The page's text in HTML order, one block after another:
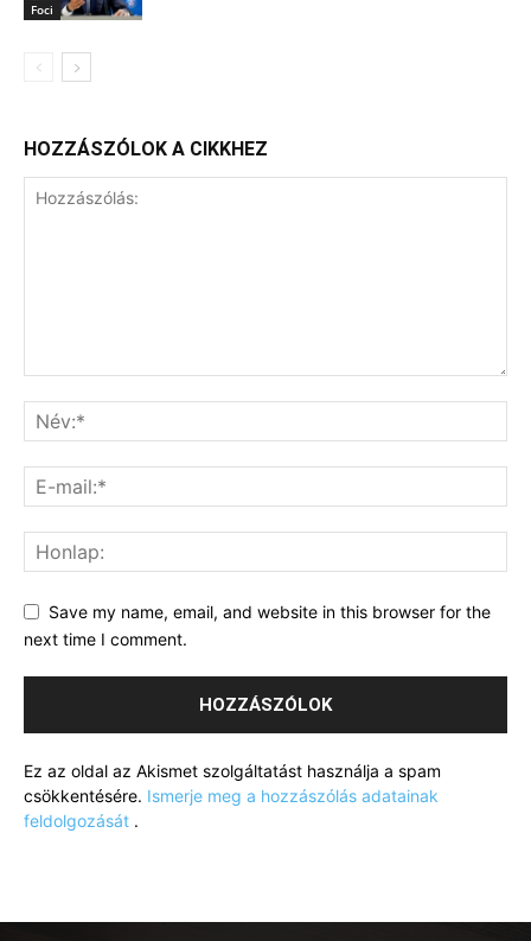
Foci
HOZZÁSZÓLOK A CIKKHEZ
Save my name, email, and website in this browser for the
next time I comment.
Ez az oldal az Akismet szolgáltatást használja a spam
csökkentésére. Ismerje meg a hozzászólás adatainak
feldolgozását .